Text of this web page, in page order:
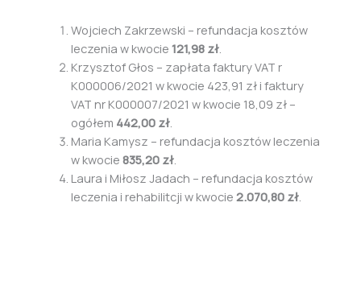
Wojciech Zakrzewski – refundacja kosztów
leczenia w kwocie 121,98 zł.
Krzysztof Głos – zapłata faktury VAT r
K000006/2021 w kwocie 423,91 zł i faktury
VAT nr K000007/2021 w kwocie 18,09 zł –
ogółem 442,00 zł.
Maria Kamysz – refundacja kosztów leczenia
w kwocie 835,20 zł.
Laura i Miłosz Jadach – refundacja kosztów
leczenia i rehabilitcji w kwocie 2.070,80 zł.